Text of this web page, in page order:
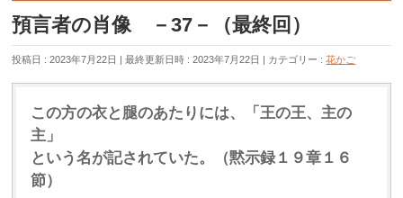
預言者の肖像 －37－（最終回）
投稿日 : 2023年7月22日 最終更新日時 : 2023年7月22日 カテゴリー :花かご
この方の衣と腿のあたりには、「王の王、主の
主」
という名が記されていた。（黙示録１９章１６
節）